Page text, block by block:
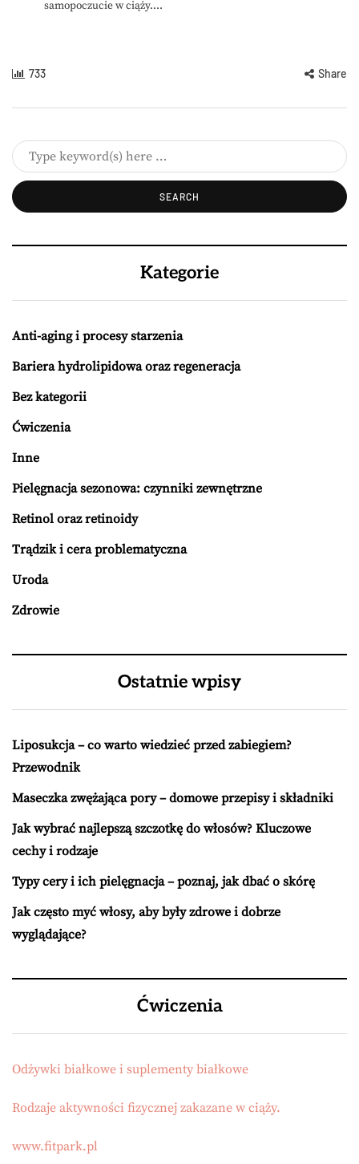
samopoczucie w ciąży....
733 Share
Kategorie
Anti-aging i procesy starzenia
Bariera hydrolipidowa oraz regeneracja
Bez kategorii
Ćwiczenia
Inne
Pielęgnacja sezonowa: czynniki zewnętrzne
Retinol oraz retinoidy
Trądzik i cera problematyczna
Uroda
Zdrowie
Ostatnie wpisy
Liposukcja – co warto wiedzieć przed zabiegiem?
Przewodnik
Maseczka zwężająca pory – domowe przepisy i składniki
Jak wybrać najlepszą szczotkę do włosów? Kluczowe
cechy i rodzaje
Typy cery i ich pielęgnacja – poznaj, jak dbać o skórę
Jak często myć włosy, aby były zdrowe i dobrze
wyglądające?
Ćwiczenia
Odżywki białkowe i suplementy białkowe
Rodzaje aktywności fizycznej zakazane w ciąży.
www.fitpark.pl